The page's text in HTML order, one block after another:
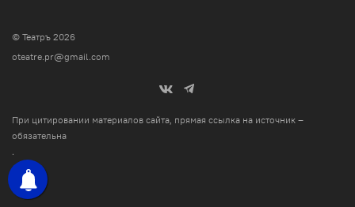
© Театръ 2026
oteatre.pr@gmail.com
При цитировании материалов сайта, прямая ссылка на источник –
обязательна
.